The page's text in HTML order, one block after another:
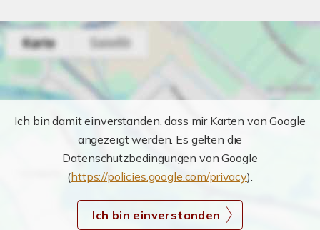
Ich bin damit einverstanden, dass mir Karten von Google
angezeigt werden. Es gelten die
Datenschutzbedingungen von Google
(https://policies.google.com/privacy).
Ich bin einverstanden